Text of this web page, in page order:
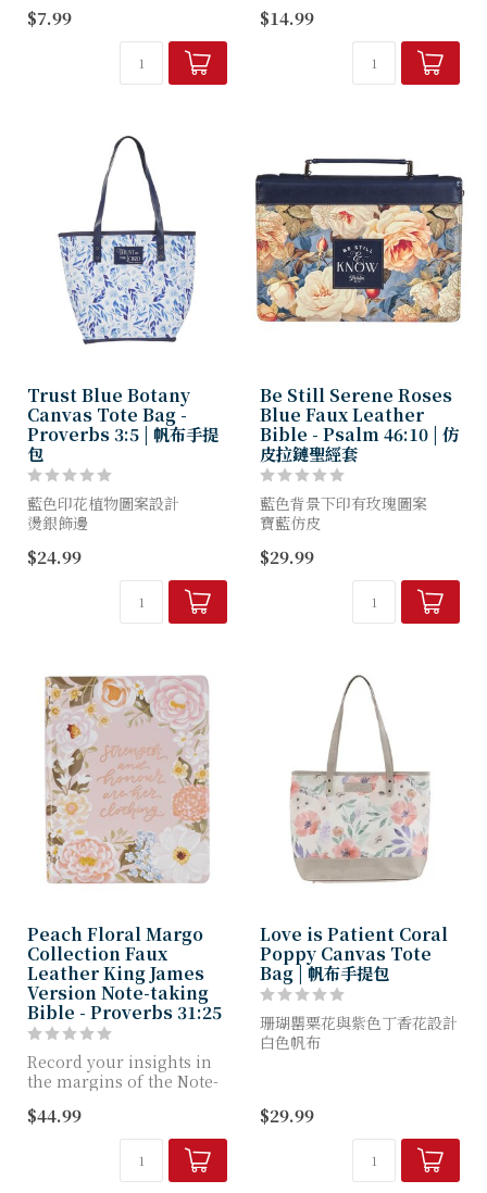
督裡的價...
$7.99
Bible, with i...
$14.99
Trust Blue Botany
Canvas Tote Bag -
Proverbs 3:5 | 帆布手提
包
藍色印花植物圖案設計
燙銀飾邊
燙銀文字
皇家藍色仿皮提手
拉鍊開合...
$24.99
Be Still Serene Roses
Blue Faux Leather
Bible - Psalm 46:10 | 仿
皮拉鏈聖經套
藍色背景下印有玫瑰圖案
寶藍仿皮
仿皮手柄
金色金屬手柄扣
$29.99
Peach Floral Margo
Collection Faux
Leather King James
Version Note-taking
Bible - Proverbs 31:25
Record your insights in
the margins of the Note-
text, o...
$44.99
Love is Patient Coral
Poppy Canvas Tote
Bag | 帆布手提包
珊瑚罌粟花與紫色丁香花設計
白色帆布
釘
$29.99